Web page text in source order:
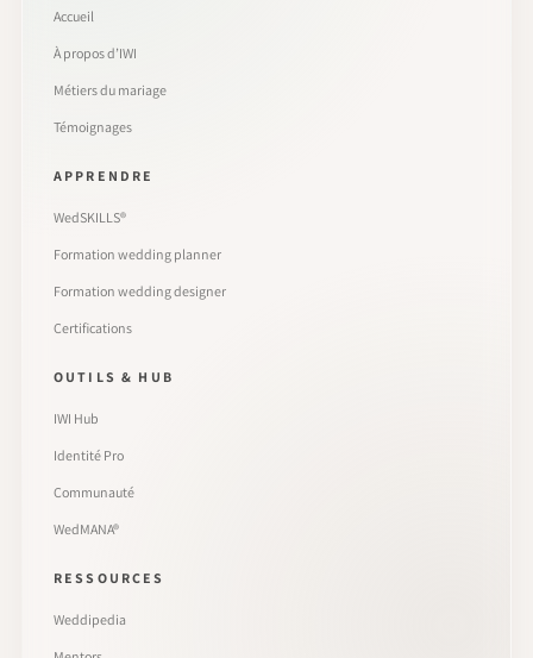
Accueil
À propos d’IWI
Métiers du mariage
Témoignages
APPRENDRE
WedSKILLS®
Formation wedding planner
Formation wedding designer
Certifications
OUTILS & HUB
IWI Hub
Identité Pro
Communauté
WedMANA®
RESSOURCES
Weddipedia